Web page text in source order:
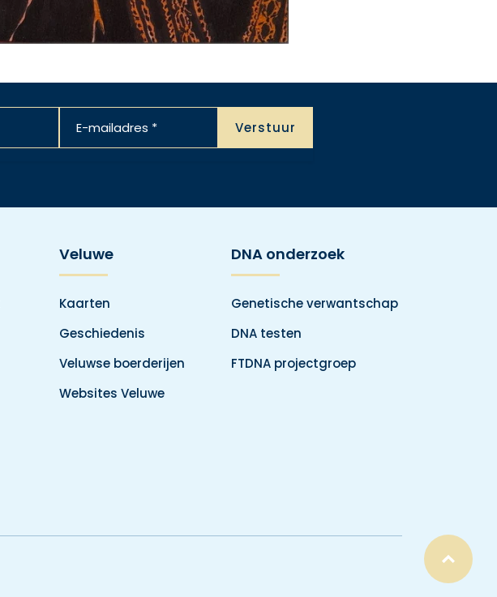
Veluwe
Kaarten
Geschiedenis
Veluwse boerderijen
Websites Veluwe
DNA onderzoek
Genetische verwantschap
DNA testen
FTDNA projectgroep